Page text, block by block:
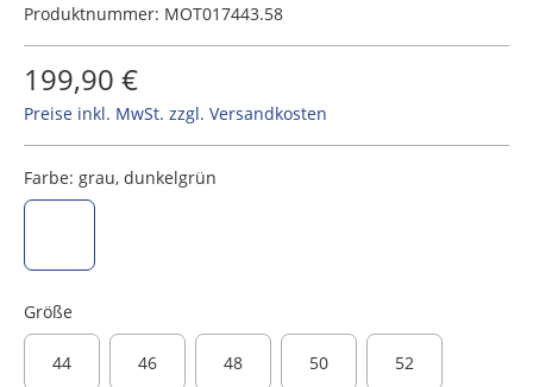
Produktnummer: MOT017443.58
199,90 €
Preise inkl. MwSt. zzgl. Versandkosten
Farbe: grau, dunkelgrün
Größe
44 46 48 50 52